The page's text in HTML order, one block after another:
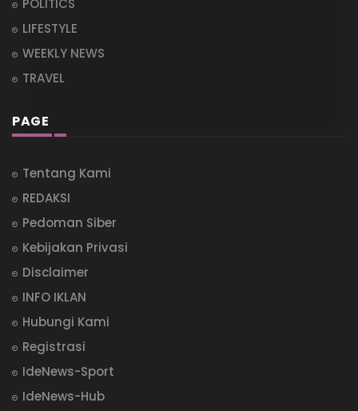
POLITICS
LIFESTYLE
WEEKLY NEWS
TRAVEL
PAGE
Tentang Kami
REDAKSI
Pedoman Siber
Kebijakan Privasi
Disclaimer
INFO IKLAN
Hubungi Kami
Registrasi
IdeNews-Sport
IdeNews-Hub